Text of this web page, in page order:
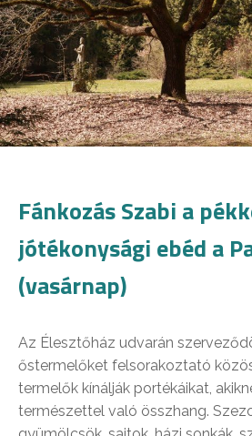
Fánkozás Szabi a
jótékonysági ebéd a
(vasárnap)
Az Élesztőház udvarán
őstermelőket felsorakoztató
termelők kínálják portékáikat,
természettel való összhang.